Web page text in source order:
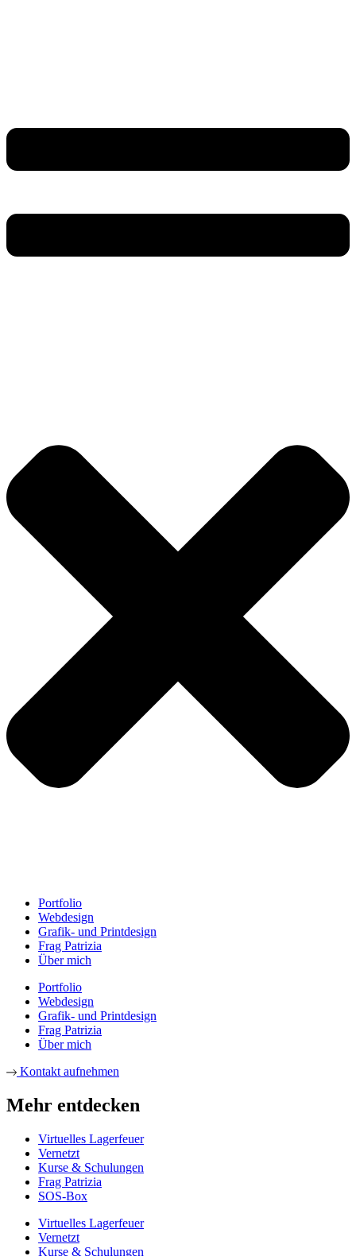
Portfolio
Webdesign
Grafik- und Printdesign
Frag Patrizia
Über mich
Portfolio
Webdesign
Grafik- und Printdesign
Frag Patrizia
Über mich
Kontakt aufnehmen
Mehr entdecken
Virtuelles Lagerfeuer
Vernetzt
Kurse & Schulungen
Frag Patrizia
SOS-Box
Virtuelles Lagerfeuer
Vernetzt
Kurse & Schulungen